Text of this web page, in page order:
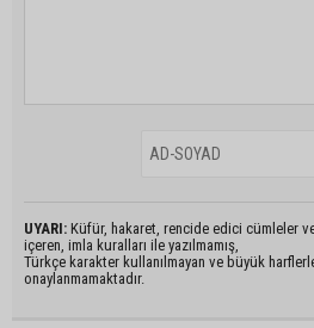
UYARI: Küfür, hakaret, rencide edici cümleler
içeren, imla kuralları ile yazılmamış,
Türkçe karakter kullanılmayan ve büyük
onaylanmamaktadır.